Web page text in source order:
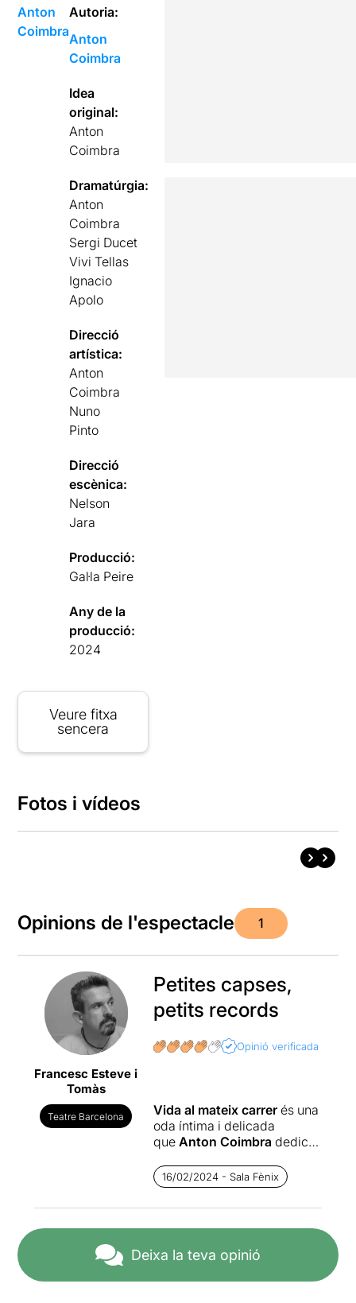
Anton
Coimbra
Autoria:
Anton
Coimbra
Idea
original:
Anton
Coimbra
Dramatúrgia:
Anton
Coimbra
Sergi Ducet
Vivi Tellas
Ignacio
Apolo
Direcció
artística:
Anton
Coimbra
Nuno
Pinto
Direcció
escènica:
Nelson
Jara
Producció:
Gal·la Peire
Any de la
producció:
2024
Veure fitxa
sencera
Fotos i vídeos
Opinions de l'espectacle 1
Francesc Esteve i
Tomàs
Teatre Barcelona
Petites capses,
petits records
Opinió verificada
Vida al mateix carrerés una
oda íntima i delicada
que Anton Coimbra dedica
amb autisme.
Si no vaig errat, fa uns anys
Festival Píndoles, era “El
Tiet” d’Anton Coimbra. Ara,
aquest curt s’ha convertit en
16/02/2024 - Sala Fènix
Deixa la teva opinió